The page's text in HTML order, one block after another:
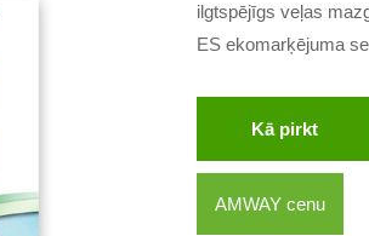
ilgtspējīgs veļas
ES ekomarķējuma
Kā pirkt
AMWAY cenu